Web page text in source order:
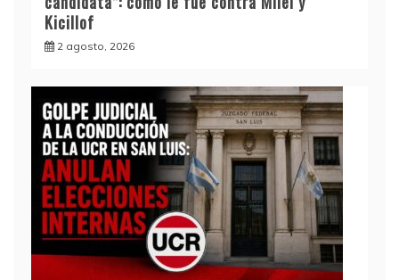
Kicillof
2 agosto, 2026